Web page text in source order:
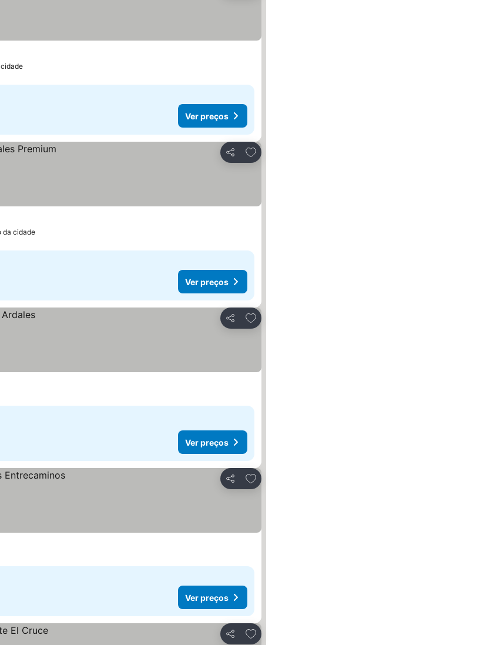
Ver preços
Partilhar
Adicionar aos favoritos
da cidade
Ver preços
Partilhar
Adicionar aos favoritos
Ver preços
Partilhar
Adicionar aos favoritos
Ver preços
Partilhar
Adicionar aos favoritos